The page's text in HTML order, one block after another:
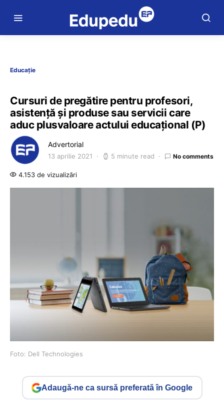
Educație
Cursuri de pregătire pentru profesori,
asistență și produse sau servicii care
aduc plusvaloare actului educațional (P)
Advertorial
13 aprilie 2021 5 minute read No comments
4.153 de vizualizări
Foto: Dell Technologies
Adaugă-ne ca sursă preferată în Google